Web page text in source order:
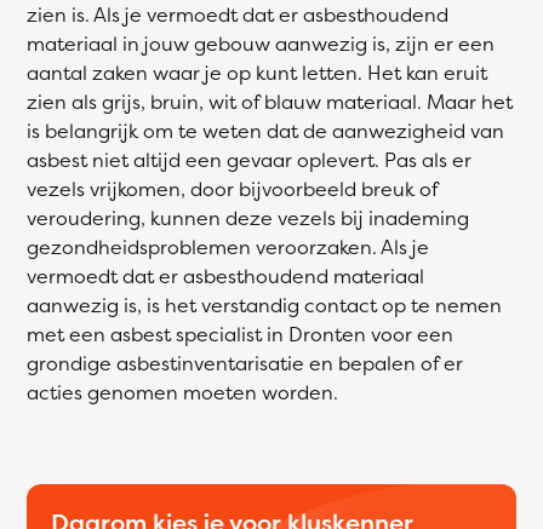
zien is. Als je vermoedt dat er asbesthoudend
materiaal in jouw gebouw aanwezig is, zijn er een
aantal zaken waar je op kunt letten. Het kan eruit
zien als grijs, bruin, wit of blauw materiaal. Maar het
is belangrijk om te weten dat de aanwezigheid van
asbest niet altijd een gevaar oplevert. Pas als er
vezels vrijkomen, door bijvoorbeeld breuk of
veroudering, kunnen deze vezels bij inademing
gezondheidsproblemen veroorzaken. Als je
vermoedt dat er asbesthoudend materiaal
aanwezig is, is het verstandig contact op te nemen
met een asbest specialist in Dronten voor een
grondige asbestinventarisatie en bepalen of er
acties genomen moeten worden.
Daarom kies je voor kluskenner